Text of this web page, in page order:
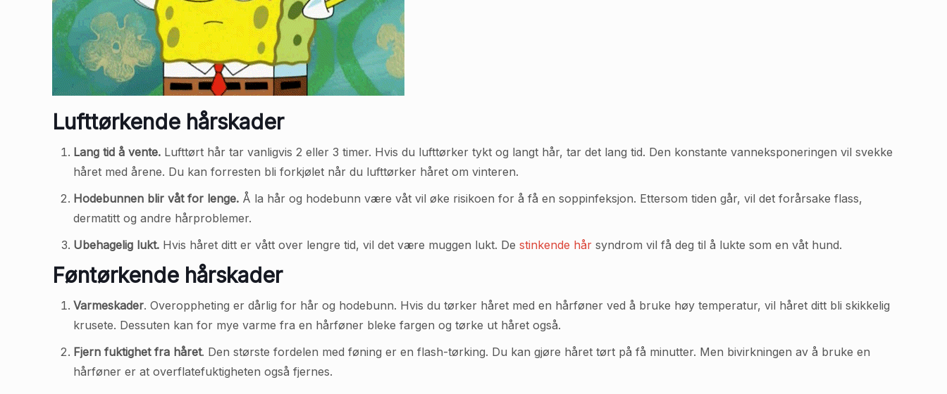
Lufttørkende hårskader
Lang tid å vente. Lufttørt hår tar vanligvis 2 eller 3 timer. Hvis du lufttørker tykt og langt hår, tar det lang tid. Den konstante vanneksponeringen vil svekke
håret med årene. Du kan forresten bli forkjølet når du lufttørker håret om vinteren.
Hodebunnen blir våt for lenge. Å la hår og hodebunn være våt vil øke risikoen for å få en soppinfeksjon. Ettersom tiden går, vil det forårsake flass,
dermatitt og andre hårproblemer.
Ubehagelig lukt. Hvis håret ditt er vått over lengre tid, vil det være muggen lukt. Destinkende hår syndrom vil få deg til å lukte som en våt hund.
Føntørkende hårskader
Varmeskader. Overoppheting er dårlig for hår og hodebunn. Hvis du tørker håret med en hårføner ved å bruke høy temperatur, vil håret ditt bli skikkelig
krusete. Dessuten kan for mye varme fra en hårføner bleke fargen og tørke ut håret også.
Fjern fuktighet fra håret. Den største fordelen med føning er en flash-tørking. Du kan gjøre håret tørt på få minutter. Men bivirkningen av å bruke en
hårføner er at overflatefuktigheten også fjernes.